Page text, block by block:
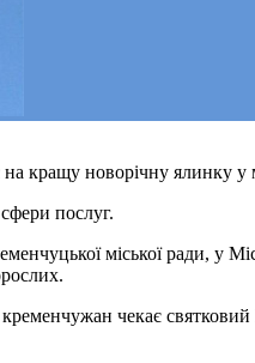
кращу новорічну ялинку у
сфери послуг.
міської ради, у
чекає